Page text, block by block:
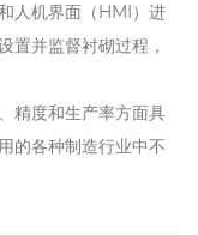
人机界面（HMI）进
置并监督衬砌过程，
精度和生产率方面具
的各种制造行业中不